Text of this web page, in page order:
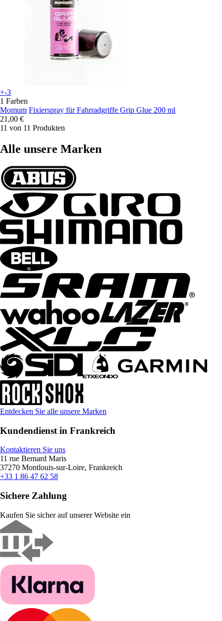
+-3
1 Farben
Momum Fixierspray für Fahrradgriffe Grip Glue 200 ml
21,00 €
11 von 11 Produkten
Alle unsere Marken
Entdecken Sie alle unsere Marken
Kundendienst in Frankreich
Kontaktieren Sie uns
11 rue Bernard Maris
37270 Montlouis-sur-Loire, Frankreich
+33 1 86 47 62 58
Sichere Zahlung
Kaufen Sie sicher auf unserer Website ein